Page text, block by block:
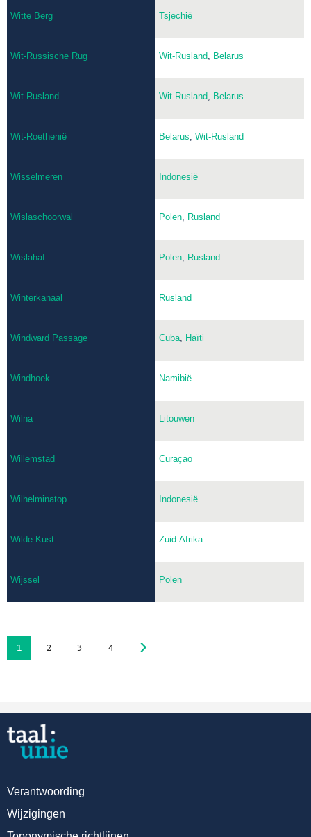
Witte Berg Tsjechië
Wit-Russische Rug Wit-Rusland, Belarus
Wit-Rusland Wit-Rusland, Belarus
Wit-Roethenië Belarus, Wit-Rusland
Wisselmeren Indonesië
Wislaschoorwal Polen, Rusland
Wislahaf Polen, Rusland
Winterkanaal Rusland
Windward Passage Cuba, Haïti
Windhoek Namibië
Wilna Litouwen
Willemstad Curaçao
Wilhelminatop Indonesië
Wilde Kust Zuid-Afrika
Wijssel Polen
1 2 3 4
Verantwoording
Wijzigingen